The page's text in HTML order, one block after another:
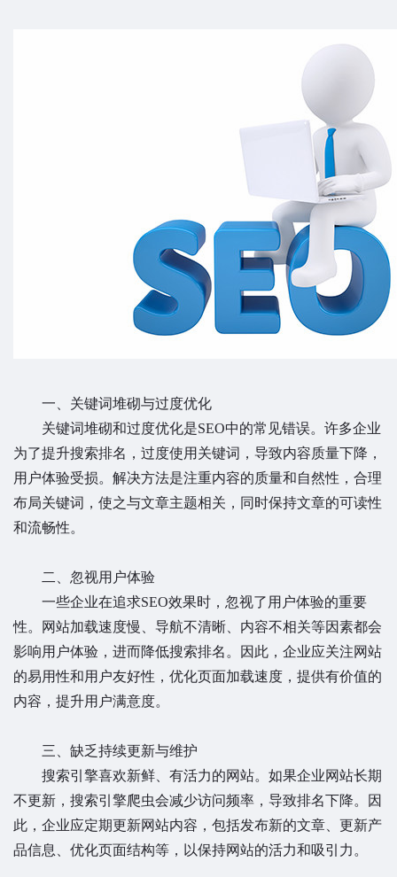
一、关键词堆砌与过度优化
关键词堆砌和过度优化是SEO中的常见错误。许多企业
为了提升搜索排名，过度使用关键词，导致内容质量下降，
用户体验受损。解决方法是注重内容的质量和自然性，合理
布局关键词，使之与文章主题相关，同时保持文章的可读性
和流畅性。
二、忽视用户体验
一些企业在追求SEO效果时，忽视了用户体验的重要
性。网站加载速度慢、导航不清晰、内容不相关等因素都会
影响用户体验，进而降低搜索排名。因此，企业应关注网站
的易用性和用户友好性，优化页面加载速度，提供有价值的
内容，提升用户满意度。
三、缺乏持续更新与维护
搜索引擎喜欢新鲜、有活力的网站。如果企业网站长期
不更新，搜索引擎爬虫会减少访问频率，导致排名下降。因
此，企业应定期更新网站内容，包括发布新的文章、更新产
品信息、优化页面结构等，以保持网站的活力和吸引力。